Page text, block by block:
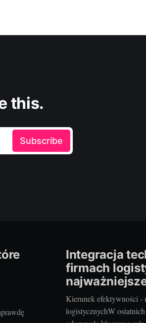
this.
Subscribe
Integracja
firmach
Kierunek efektywności
logistycznychW